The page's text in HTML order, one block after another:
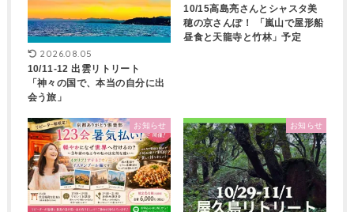
2026.08.05
10/11-12 出雲リトリート
「神々の国で、本当の自分に出
会う旅」
10/15高島亮さんとシャスタ美
穂の京さんぽ！ 「嵐山で屋形船
昼食と天龍寺と竹林」予定
お知らせ お知らせ